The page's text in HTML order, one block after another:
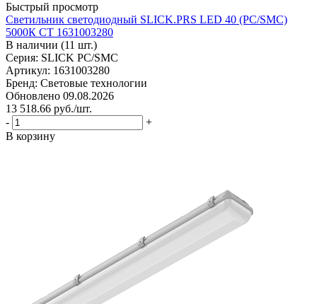
Быстрый просмотр
Светильник светодиодный SLICK.PRS LED 40 (PС/SMC)
5000К СТ 1631003280
В наличии (11 шт.)
Серия: SLICK PC/SMC
Артикул: 1631003280
Бренд: Световые технологии
Обновлено 09.08.2026
13 518.66 руб./шт.
-
+
В корзину